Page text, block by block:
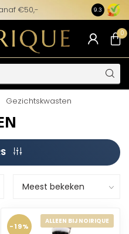
€50,- 9.3
0
Gezichtskwasten
ALLEEN BIJ NOIRIQUE
-19%